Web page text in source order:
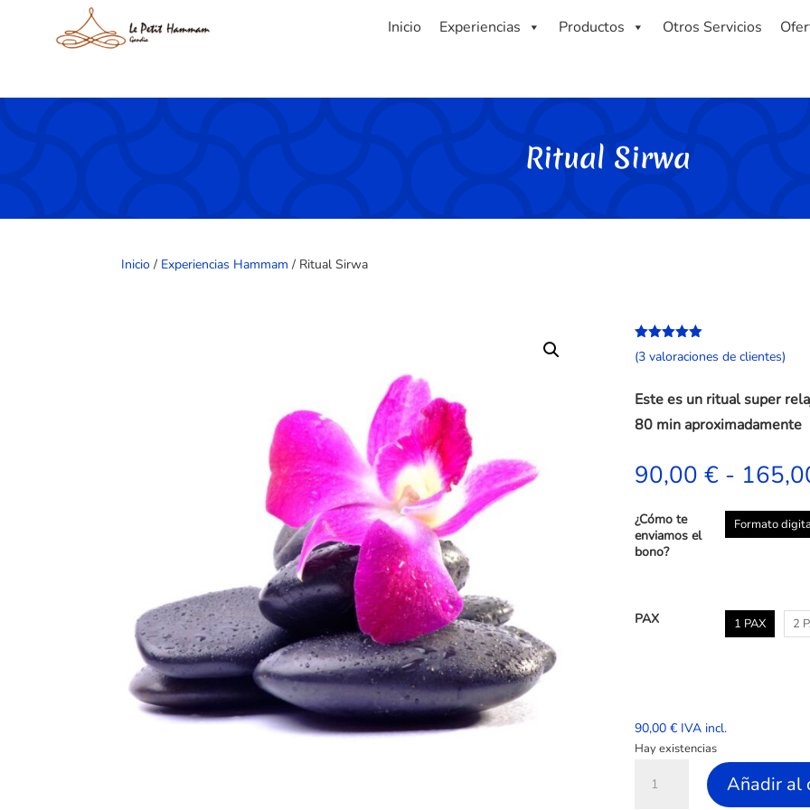
Inicio Experiencias Productos Otros Servicios
Ritual Sirwa
Inicio / Experiencias Hammam / Ritual Sirwa
Valorado
con5.00de
valoracione
clientes
(3valoraciones de clientes)
Este es un ritual super
80 min aproximadamente
90,00 € -
¿Cómo te
enviamos el
bono?
Formato
PAX 1 PAX 2
90,00 € IVA incl.
Hay existencias
Sirwa
Añadir al